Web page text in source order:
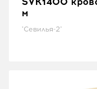
м
"Севилья-2"